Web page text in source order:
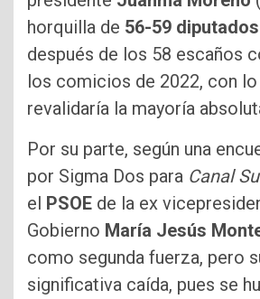
horquilla de 56-59 diputados
después de los 58 escaños
los comicios de 2022, con lo
revalidaría la mayoría
Por su parte, según una
por Sigma Dos para Canal
el PSOE de la ex
Gobierno María Jesús
como segunda fuerza, pero
significativa caída, pues se